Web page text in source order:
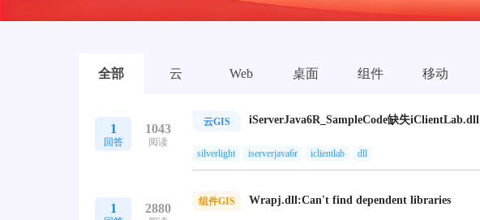
全部 云 Web 桌面 组件 移动
1
回答
1043
阅读
云GIS iServerJava6R_SampleCode缺失iClientLab.dll
silverlight iserverjava6r iclientlab dll
1 2880
组件GIS Wrapj.dll:Can't find dependent libraries